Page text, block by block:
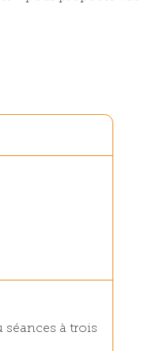
séances à trois